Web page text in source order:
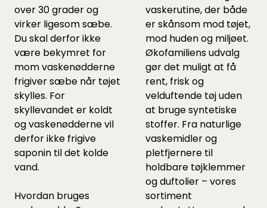
over 30 grader og
virker ligesom sæbe.
Du skal derfor ikke
være bekymret for
mom vaskenødderne
frigiver sæbe når tøjet
skylles. For
skyllevandet er koldt
og vaskenødderne vil
derfor ikke frigive
saponin til det kolde
vand.
Hvordan bruges
vaskerutine, der både
er skånsom mod tøjet,
mod huden og miljøet.
Økofamiliens udvalg
gør det muligt at få
rent, frisk og
velduftende tøj uden
at bruge syntetiske
stoffer. Fra naturlige
vaskemidler og
pletfjernere til
holdbare tøjklemmer
og duftolier – vores
sortiment